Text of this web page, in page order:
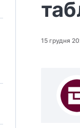
15 грудня